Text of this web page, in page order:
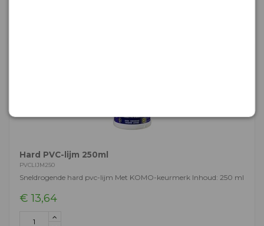
Hard PVC-lijm 250ml
PVCLIJM250
Sneldrogende hard pvc-lijm Met KOMO-keurmerk Inhoud: 250 ml
€ 13,64